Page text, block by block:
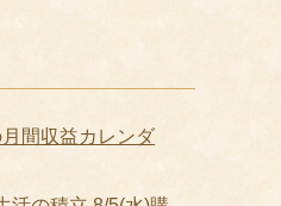
間収益カレンダ